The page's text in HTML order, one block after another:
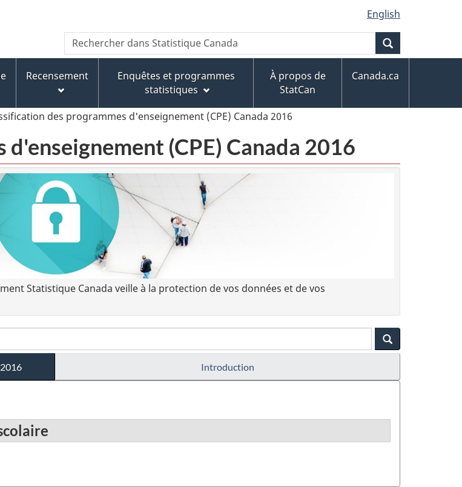
au
contenu
principal
« À
propos
de
ce
version
HTML
simplifiée
English
Recherche
Rechercher
dans
Canada
Recensement
Enquêtes et programmes
statistiques
À propos de
StatCan
Canada.ca
des programmes d'enseignement (CPE) Canada 2016
(CPE) Canada 2016
Statistique Canada veille à la protection de vos données et de vos
Introduction